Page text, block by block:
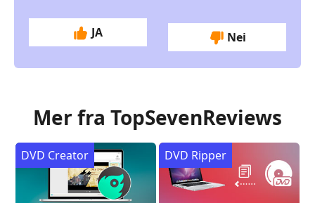
JA Nei
Mer fra TopSevenReviews
DVD Creator DVD Ripper